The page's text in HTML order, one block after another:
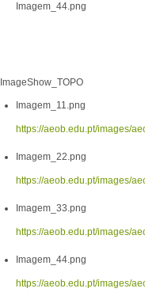
Imagem_44.png
ImageShow_TOPO
Imagem_11.png
https://aeob.edu.pt/images/
Imagem_22.png
https://aeob.edu.pt/images/
Imagem_33.png
https://aeob.edu.pt/images/
Imagem_44.png
https://aeob.edu.pt/images/